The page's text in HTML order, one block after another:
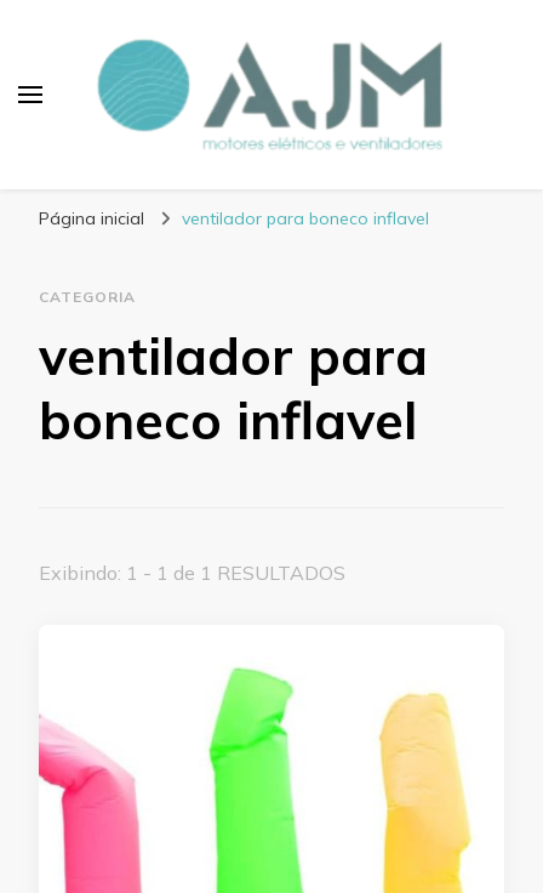
Elétricos e Ventiladores
Página inicial ventilador para boneco inflavel
CATEGORIA
ventilador para
boneco inflavel
Exibindo: 1 - 1 de 1 RESULTADOS